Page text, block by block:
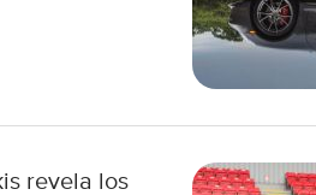
revela los